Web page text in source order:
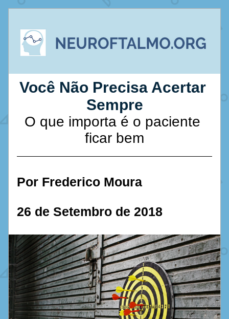
Você Não Precisa Acertar
Sempre
O que importa é o paciente
ficar bem
Por Frederico Moura
26 de Setembro de 2018